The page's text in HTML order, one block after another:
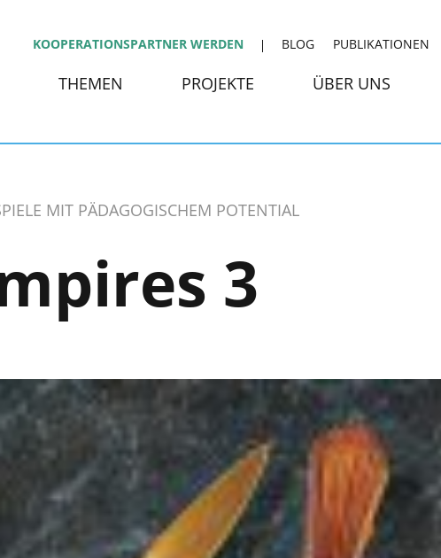
KOOPERATIONSPARTNER WERDEN BLOG PUBLIKATIONEN
THEMEN PROJEKTE ÜBER UNS
MIT PÄDAGOGISCHEM POTENTIAL
3